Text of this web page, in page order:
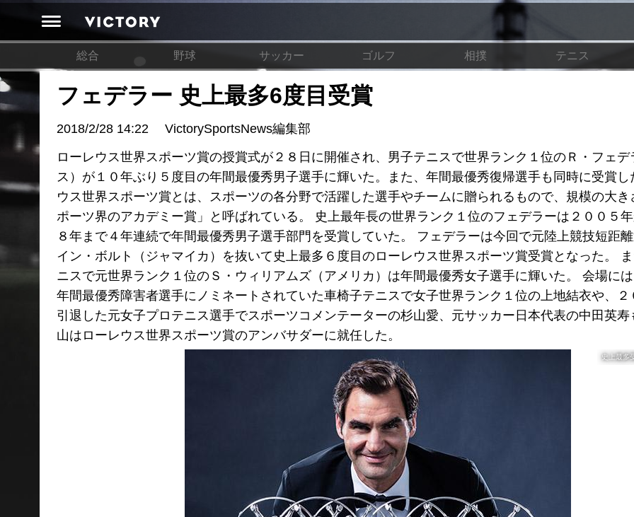
総合 野球 サッカー ゴルフ 相撲 テニス
フェデラー 史上最多6度目受賞
2018/2/28 14:22
VictorySportsNews編集部
ローレウス世界スポーツ賞の授賞式が２８日に開催され、男子テニスで世界ランク１位のＲ・フェデ
ス）が１０年ぶり５度目の年間最優秀男子選手に輝いた。また、年間最優秀復帰選手も同時に受賞し
ウス世界スポーツ賞とは、スポーツの各分野で活躍した選手やチームに贈られるもので、規模の大き
ポーツ界のアカデミー賞」と呼ばれている。 史上最年長の世界ランク１位のフェデラーは２００５
８年まで４年連続で年間最優秀男子選手部門を受賞していた。 フェデラーは今回で元陸上競技短距
イン・ボルト（ジャマイカ）を抜いて史上最多６度目のローレウス世界スポーツ賞受賞となった。
ニスで元世界ランク１位のＳ・ウィリアムズ（アメリカ）は年間最優秀女子選手に輝いた。 会場には
年間最優秀障害者選手にノミネートされていた車椅子テニスで女子世界ランク１位の上地結衣や、２
引退した元女子プロテニス選手でスポーツコメンテーターの杉山愛、元サッカー日本代表の中田英寿
山はローレウス世界スポーツ賞のアンバサダーに就任した。
史上最多